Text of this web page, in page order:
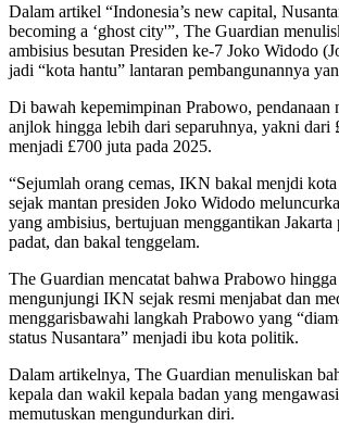
Dalam artikel “Indonesia’s new capital,
becoming a ‘ghost city'”, The Guardian
ambisius besutan Presiden ke-7 Joko Widodo
jadi “kota hantu” lantaran pembangunannya
Di bawah kepemimpinan Prabowo, pendanaan
anjlok hingga lebih dari separuhnya, yakni dari
menjadi £700 juta pada 2025.
“Sejumlah orang cemas, IKN bakal menjdi
sejak mantan presiden Joko Widodo
yang ambisius, bertujuan menggantikan
padat, dan bakal tenggelam.
The Guardian mencatat bahwa Prabowo
mengunjungi IKN sejak resmi menjabat dan
menggarisbawahi langkah Prabowo yang
status Nusantara” menjadi ibu kota politik.
Dalam artikelnya, The Guardian menuliskan
kepala dan wakil kepala badan yang
memutuskan mengundurkan diri.